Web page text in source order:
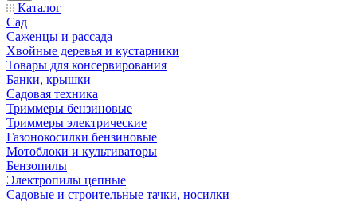
Каталог
Сад
Саженцы и рассада
Хвойные деревья и кустарники
Товары для консервирования
Банки, крышки
Садовая техника
Триммеры бензиновые
Триммеры электрические
Газонокосилки бензиновые
Мотоблоки и культиваторы
Бензопилы
Электропилы цепные
Садовые и строительные тачки, носилки